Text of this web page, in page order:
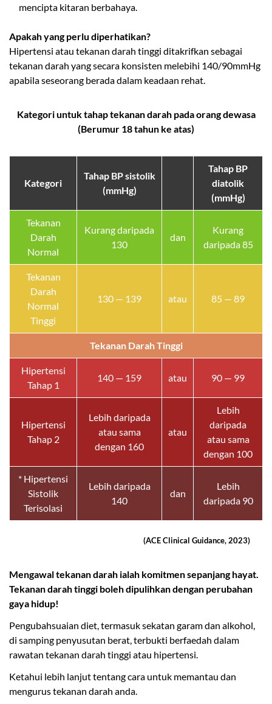
mencipta kitaran berbahaya.
Apakah yang perlu diperhatikan?
Hipertensi atau tekanan darah tinggi ditakrifkan sebagai
tekanan darah yang secara konsisten melebihi 140/90mmHg
apabila seseorang berada dalam keadaan rehat.
Kategori untuk tahap tekanan darah pada orang dewasa
(Berumur 18 tahun ke atas)
Kategori
Tahap BP sistolik
(mmHg)
Tahap BP
diatolik
(mmHg)
Tekanan
Darah
Normal
Kurang daripada
130
dan
Kurang
daripada 85
Tekanan
Darah
Normal
Tinggi
130 — 139 atau 85 — 89
Tekanan Darah Tinggi
Hipertensi
Tahap 1
140 — 159 atau 90 — 99
Hipertensi
Tahap 2
Lebih daripada
atau sama
dengan 160
atau
Lebih
daripada
atau sama
dengan 100
* Hipertensi
Sistolik
Terisolasi
Lebih daripada
140
dan
Lebih
daripada 90
(ACE Clinical Guidance, 2023)
Mengawal tekanan darah ialah komitmen sepanjang hayat.
Tekanan darah tinggi boleh dipulihkan dengan perubahan
gaya hidup!
Pengubahsuaian diet, termasuk sekatan garam dan alkohol,
di samping penyusutan berat, terbukti berfaedah dalam
rawatan tekanan darah tinggi atau hipertensi.
Ketahui lebih lanjut tentang cara untuk memantau dan
mengurus tekanan darah anda.